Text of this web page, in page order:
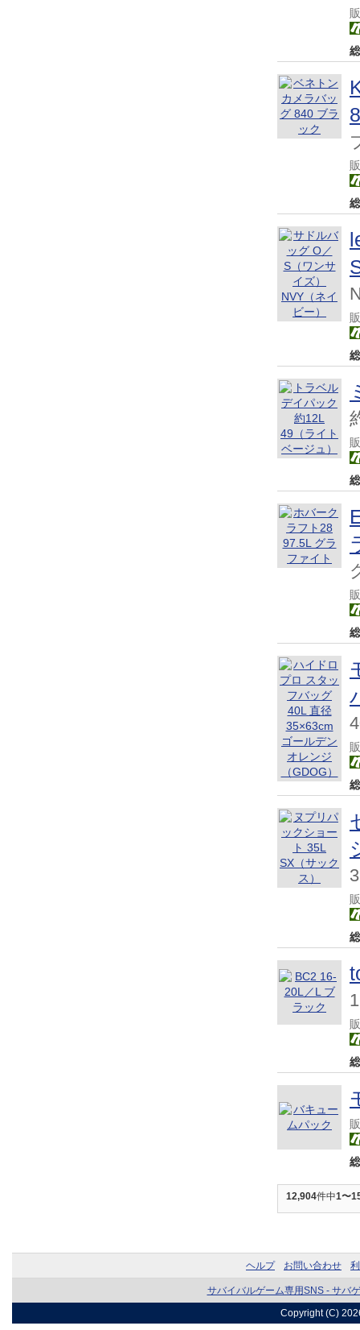
12,904件中1〜
ヘルプ お問い合わせ
サバイバルゲーム専用SNS - サバ
Copyright (C)